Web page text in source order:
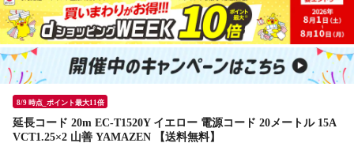
8/9 時点_ポイント最大11倍
延長コード 20m EC-T1520Y イエロー 電源コード 20メートル 15A
VCT1.25×2 山善 YAMAZEN 【送料無料】